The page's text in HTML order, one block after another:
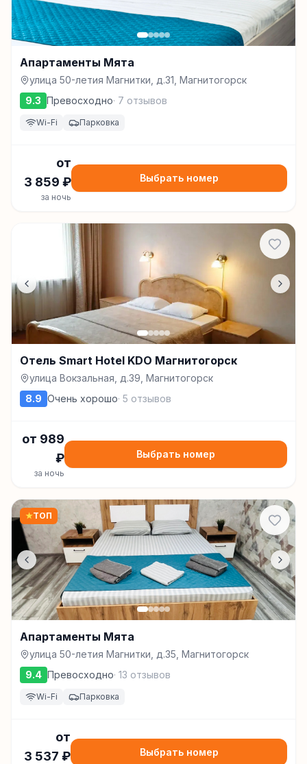
Апартаменты Мята
улица 50-летия Магнитки, д.31, Магнитогорск
9.3 Превосходно· 7 отзывов
Wi-Fi Парковка
от
3 859 ₽
за ночь
Выбрать номер
Отель Smart Hotel KDO Магнитогорск
улица Вокзальная, д.39, Магнитогорск
8.9 Очень хорошо· 5 отзывов
от 989
₽
за ночь
Выбрать номер
★ТОП
Апартаменты Мята
улица 50-летия Магнитки, д.35, Магнитогорск
9.4 Превосходно· 13 отзывов
Wi-Fi Парковка
от
3 537 ₽ Выбрать номер